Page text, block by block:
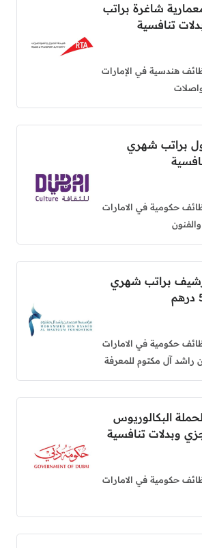
شاغرة براتب
تنافسية
هندسية في الإمارات
براتب شهري
حكومية في الامارات
براتب شهري
حكومية في الامارات
آل مكتوم للمعرفة
البكالوريوس
وبدلات تنافسية
حكومية في الامارات